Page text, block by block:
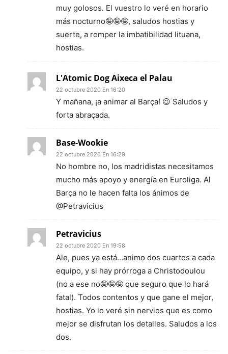
muy golosos. El vuestro lo veré en horario
más nocturno🤪🤪🤪, saludos hostias y
suerte, a romper la imbatibilidad lituana,
hostias.
L'Atomic Dog Aixeca el Palau
22 octubre 2020 En 16:20
Y mañana, ¡a animar al Barça! 😉 Saludos y
forta abraçada.
Base-Wookie
22 octubre 2020 En 16:29
No hombre no, los madridistas necesitamos
mucho más apoyo y energía en Euroliga. Al
Barça no le hacen falta los ánimos de
@Petravicius
Petravicius
22 octubre 2020 En 19:58
Ale, pues ya está…animo dos cuartos a cada
equipo, y si hay prórroga a Christodoulou
(no a ese no🤪🤪🤪 que seguro que lo hará
fatal). Todos contentos y que gane el mejor,
hostias. Yo lo veré sin nervios que es como
mejor se disfrutan los detalles. Saludos a los
dos.